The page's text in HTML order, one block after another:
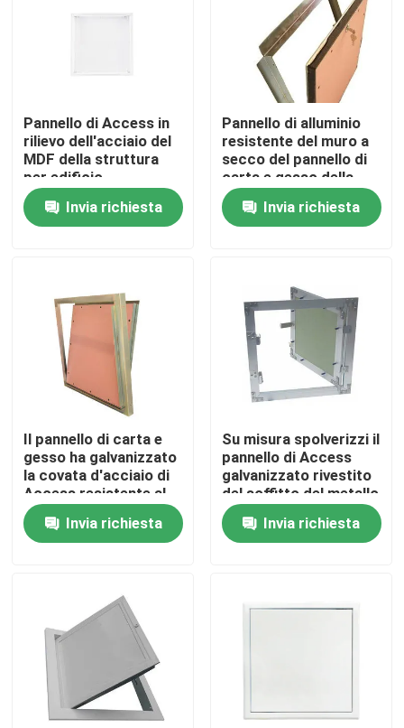
Casa
Circa noi
Giro della fabbrica
Controllo di qualità
Contattici
Richieda una citazione
Pannello di Access di alluminio
Pannello di Access d'acciaio
Accessori del muro a secco
Pannello di Access in
rilievo dell'acciaio del
MDF della struttura
per edificio
residenziale
Invia richiesta
Pannello di alluminio
resistente del muro a
secco del pannello di
carta e gesso della
struttura dell'umidità
Invia richiesta
Il pannello di carta e
gesso ha galvanizzato
la covata d'acciaio di
Access resistente al
fuoco
Invia richiesta
Su misura spolverizzi il
pannello di Access
galvanizzato rivestito
del soffitto del metallo
Invia richiesta